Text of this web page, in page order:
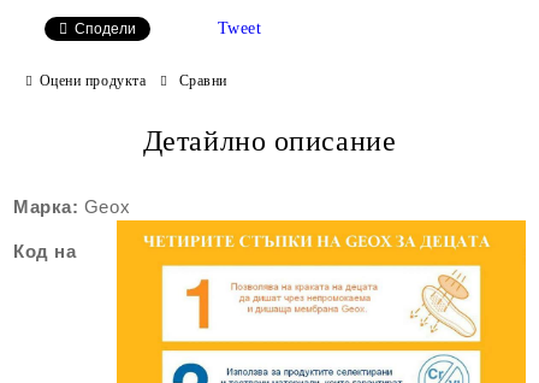
Сподели Tweet
Оцени продукта Сравни
Детайлно описание
Марка: Geox
Код на